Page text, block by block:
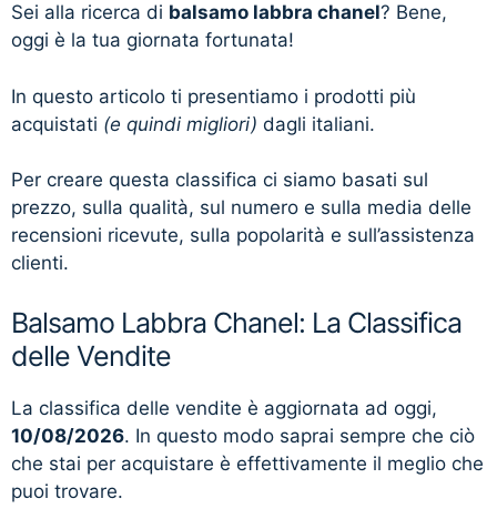
Sei alla ricerca di balsamo labbra chanel? Bene,
oggi è la tua giornata fortunata!
In questo articolo ti presentiamo i prodotti più
acquistati (e quindi migliori) dagli italiani.
Per creare questa classifica ci siamo basati sul
prezzo, sulla qualità, sul numero e sulla media delle
recensioni ricevute, sulla popolarità e sull’assistenza
clienti.
Balsamo Labbra Chanel: La Classifica
delle Vendite
La classifica delle vendite è aggiornata ad oggi,
10/08/2026. In questo modo saprai sempre che ciò
che stai per acquistare è effettivamente il meglio che
puoi trovare.